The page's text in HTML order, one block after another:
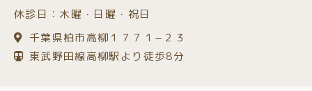
休診日：木曜・日曜・祝日
千葉県柏市高柳１７７１−２３
東武野田線高柳駅より徒歩8分